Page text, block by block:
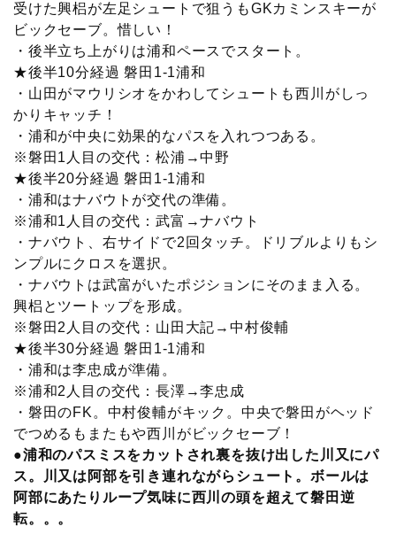
受けた興梠が左足シュートで狙うもGKカミンスキーが
ビックセーブ。惜しい！
・後半立ち上がりは浦和ペースでスタート。
★後半10分経過 磐田1-1浦和
・山田がマウリシオをかわしてシュートも西川がしっ
かりキャッチ！
・浦和が中央に効果的なパスを入れつつある。
※磐田1人目の交代：松浦→中野
★後半20分経過 磐田1-1浦和
・浦和はナバウトが交代の準備。
※浦和1人目の交代：武富→ナバウト
・ナバウト、右サイドで2回タッチ。ドリブルよりもシ
ンプルにクロスを選択。
・ナバウトは武富がいたポジションにそのまま入る。
興梠とツートップを形成。
※磐田2人目の交代：山田大記→中村俊輔
★後半30分経過 磐田1-1浦和
・浦和は李忠成が準備。
※浦和2人目の交代：長澤→李忠成
・磐田のFK。中村俊輔がキック。中央で磐田がヘッド
でつめるもまたもや西川がビックセーブ！
●浦和のパスミスをカットされ裏を抜け出した川又にパ
ス。川又は阿部を引き連れながらシュート。ボールは
阿部にあたりループ気味に西川の頭を超えて磐田逆
転。。。